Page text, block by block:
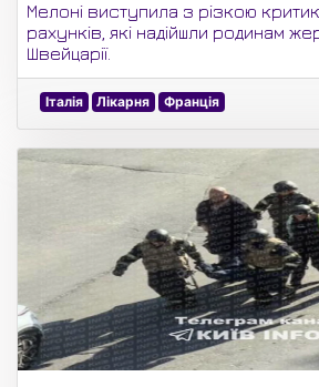
Мелоні виступила з різкою
рахунків, які надійшли родинам
Швейцарії.
Італія Лікарня Франція